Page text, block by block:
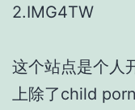
2.IMG4TW
这个站点是个人
上除了child